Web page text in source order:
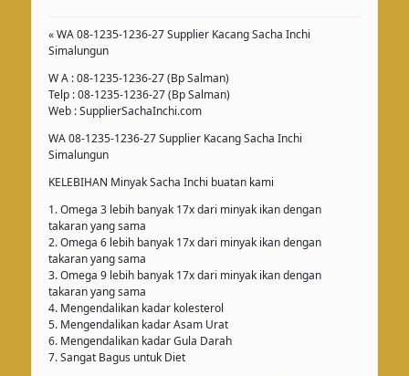
« WA 08-1235-1236-27 Supplier Kacang Sacha Inchi
Simalungun
W A : 08-1235-1236-27 (Bp Salman)
Telp : 08-1235-1236-27 (Bp Salman)
Web : SupplierSachaInchi.com
WA 08-1235-1236-27 Supplier Kacang Sacha Inchi
Simalungun
KELEBIHAN Minyak Sacha Inchi buatan kami
1. Omega 3 lebih banyak 17x dari minyak ikan dengan
takaran yang sama
2. Omega 6 lebih banyak 17x dari minyak ikan dengan
takaran yang sama
3. Omega 9 lebih banyak 17x dari minyak ikan dengan
takaran yang sama
4. Mengendalikan kadar kolesterol
5. Mengendalikan kadar Asam Urat
6. Mengendalikan kadar Gula Darah
7. Sangat Bagus untuk Diet